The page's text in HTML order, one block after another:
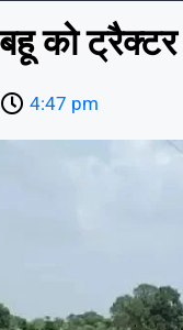
को ट्रैक्टर
4:47 pm